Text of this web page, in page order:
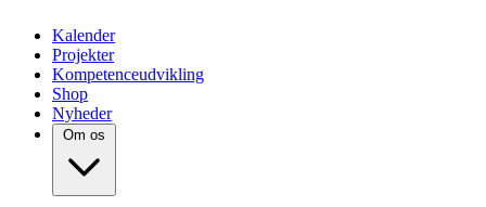
Kalender
Projekter
Kompetenceudvikling
Shop
Nyheder
Om os